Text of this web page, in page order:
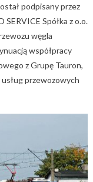
podpisany przez
Spółka z o.o.
węgla
współpracy
z Grupę Tauron,
przewozowych